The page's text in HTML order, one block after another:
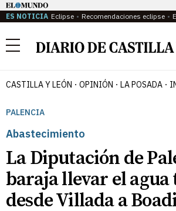
ES NOTICIA Eclipse Recomendaciones eclipse
Menú
CASTILLA Y LEÓN OPINIÓN LA POSADA
PALENCIA
Abastecimiento
La Diputación de
baraja llevar el
desde Villada a